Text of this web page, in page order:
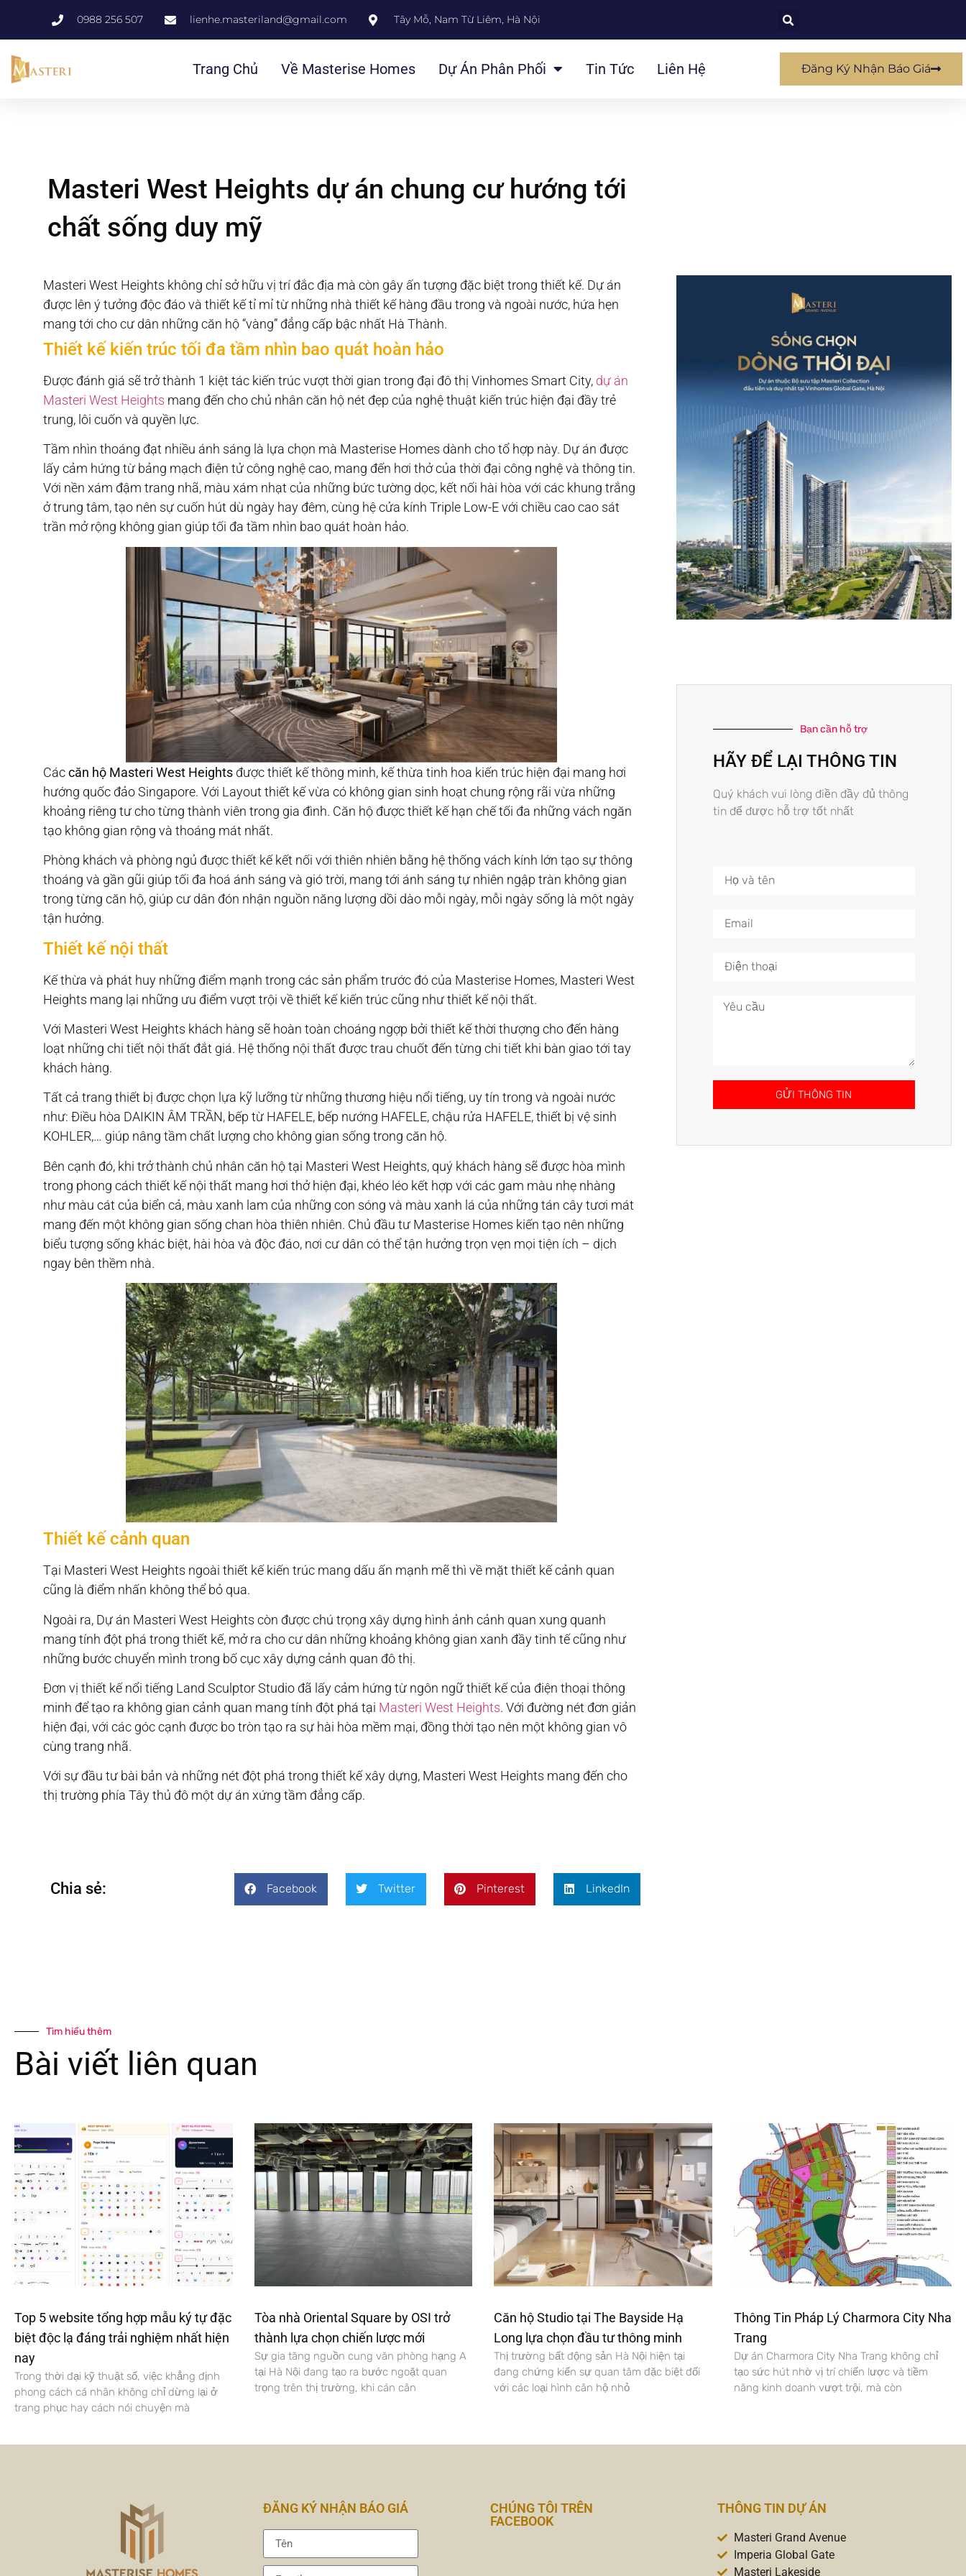
0988 256 507 lienhe.masteriland@gmail.com Tây Mỗ, Nam Từ Liêm, Hà Nội
Trang Chủ Về Masterise Homes Dự Án Phân Phối Tin Tức Liên Hệ Đăng Ký Nhận Báo Giá
Masteri West Heights dự án chung cư hướng tới
chất sống duy mỹ
Masteri West Heights không chỉ sở hữu vị trí đắc địa mà còn gây ấn tượng đặc biệt trong thiết kế. Dự án
được lên ý tưởng độc đáo và thiết kế tỉ mỉ từ những nhà thiết kế hàng đầu trong và ngoài nước, hứa hẹn
mang tới cho cư dân những căn hộ “vàng” đẳng cấp bậc nhất Hà Thành.
Thiết kế kiến trúc tối đa tầm nhìn bao quát hoàn hảo
Được đánh giá sẽ trở thành 1 kiệt tác kiến trúc vượt thời gian trong đại đô thị Vinhomes Smart City, dự án
Masteri West Heights mang đến cho chủ nhân căn hộ nét đẹp của nghệ thuật kiến trúc hiện đại đầy trẻ
trung, lôi cuốn và quyền lực.
Tầm nhìn thoáng đạt nhiều ánh sáng là lựa chọn mà Masterise Homes dành cho tổ hợp này. Dự án được
lấy cảm hứng từ bảng mạch điện tử công nghệ cao, mang đến hơi thở của thời đại công nghệ và thông tin.
Với nền xám đậm trang nhã, màu xám nhạt của những bức tường dọc, kết nối hài hòa với các khung trắng
ở trung tâm, tạo nên sự cuốn hút dù ngày hay đêm, cùng hệ cửa kính Triple Low-E với chiều cao cao sát
trần mở rộng không gian giúp tối đa tầm nhìn bao quát hoàn hảo.
Cáccăn hộ Masteri West Heights được thiết kế thông minh, kế thừa tinh hoa kiến trúc hiện đại mang hơi
hướng quốc đảo Singapore. Với Layout thiết kế vừa có không gian sinh hoạt chung rộng rãi vừa những
khoảng riêng tư cho từng thành viên trong gia đình. Căn hộ được thiết kế hạn chế tối đa những vách ngăn
tạo không gian rộng và thoáng mát nhất.
Phòng khách và phòng ngủ được thiết kế kết nối với thiên nhiên bằng hệ thống vách kính lớn tạo sự thông
thoáng và gần gũi giúp tối đa hoá ánh sáng và gió trời, mang tới ánh sáng tự nhiên ngập tràn không gian
trong từng căn hộ, giúp cư dân đón nhận nguồn năng lượng dồi dào mỗi ngày, mỗi ngày sống là một ngày
tận hưởng.
Thiết kế nội thất
Kế thừa và phát huy những điểm mạnh trong các sản phẩm trước đó của Masterise Homes, Masteri West
Heights mang lại những ưu điểm vượt trội về thiết kế kiến trúc cũng như thiết kế nội thất.
Với Masteri West Heights khách hàng sẽ hoàn toàn choáng ngợp bởi thiết kế thời thượng cho đến hàng
loạt những chi tiết nội thất đắt giá. Hệ thống nội thất được trau chuốt đến từng chi tiết khi bàn giao tới tay
khách hàng.
Tất cả trang thiết bị được chọn lựa kỹ lưỡng từ những thương hiệu nổi tiếng, uy tín trong và ngoài nước
như: Điều hòa DAIKIN ÂM TRẦN, bếp từ HAFELE, bếp nướng HAFELE, chậu rửa HAFELE, thiết bị vệ sinh
KOHLER,… giúp nâng tầm chất lượng cho không gian sống trong căn hộ.
Bên cạnh đó, khi trở thành chủ nhân căn hộ tại Masteri West Heights, quý khách hàng sẽ được hòa mình
trong phong cách thiết kế nội thất mang hơi thở hiện đại, khéo léo kết hợp với các gam màu nhẹ nhàng
như màu cát của biển cả, màu xanh lam của những con sóng và màu xanh lá của những tán cây tươi mát
mang đến một không gian sống chan hòa thiên nhiên. Chủ đầu tư Masterise Homes kiến tạo nên những
biểu tượng sống khác biệt, hài hòa và độc đáo, nơi cư dân có thể tận hưởng trọn vẹn mọi tiện ích – dịch
ngay bên thềm nhà.
Thiết kế cảnh quan
Tại Masteri West Heights ngoài thiết kế kiến trúc mang dấu ấn mạnh mẽ thì về mặt thiết kế cảnh quan
cũng là điểm nhấn không thể bỏ qua.
Ngoài ra, Dự án Masteri West Heights còn được chú trọng xây dựng hình ảnh cảnh quan xung quanh
mang tính đột phá trong thiết kế, mở ra cho cư dân những khoảng không gian xanh đầy tinh tế cũng như
những bước chuyển mình trong bố cục xây dựng cảnh quan đô thị.
Đơn vị thiết kế nổi tiếng Land Sculptor Studio đã lấy cảm hứng từ ngôn ngữ thiết kế của điện thoại thông
minh để tạo ra không gian cảnh quan mang tính đột phá tại Masteri West Heights. Với đường nét đơn giản
hiện đại, với các góc cạnh được bo tròn tạo ra sự hài hòa mềm mại, đồng thời tạo nên một không gian vô
cùng trang nhã.
Với sự đầu tư bài bản và những nét đột phá trong thiết kế xây dựng, Masteri West Heights mang đến cho
thị trường phía Tây thủ đô một dự án xứng tầm đẳng cấp.
Chia sẻ: Facebook Twitter Pinterest LinkedIn
Bạn cần hỗ trợ
HÃY ĐỂ LẠI THÔNG TIN
Quý khách vui lòng điền đầy đủ thông
tin để được hỗ trợ tốt nhất
GỬI THÔNG TIN
Tìm hiểu thêm
Bài viết liên quan
Top 5 website tổng hợp mẫu ký tự đặc
biệt độc lạ đáng trải nghiệm nhất hiện
nay
Trong thời đại kỹ thuật số, việc khẳng định
phong cách cá nhân không chỉ dừng lại ở
trang phục hay cách nói chuyện mà
Tòa nhà Oriental Square by OSI trở
thành lựa chọn chiến lược mới
Sự gia tăng nguồn cung văn phòng hạng A
tại Hà Nội đang tạo ra bước ngoặt quan
trọng trên thị trường, khi cán cân
Căn hộ Studio tại The Bayside Hạ
Long lựa chọn đầu tư thông minh
Thị trường bất động sản Hà Nội hiện tại
đang chứng kiến sự quan tâm đặc biệt đối
với các loại hình căn hộ nhỏ
Thông Tin Pháp Lý Charmora City Nha
Trang
Dự án Charmora City Nha Trang không chỉ
tạo sức hút nhờ vị trí chiến lược và tiềm
năng kinh doanh vượt trội, mà còn
ĐĂNG KÝ NHẬN BÁO GIÁ
CHÚNG TÔI TRÊN
FACEBOOK
THÔNG TIN DỰ ÁN
Masteri Grand Avenue
Imperia Global Gate
Masteri Lakeside